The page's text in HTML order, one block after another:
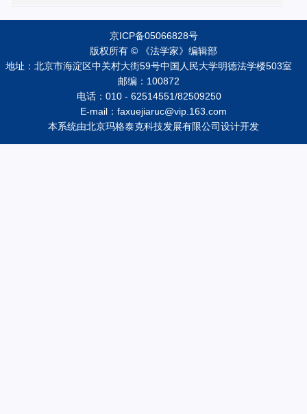
京ICP备05066828号
版权所有 © 《法学家》编辑部
地址：北京市海淀区中关村大街59号中国人民大学明德法学楼503室
邮编：100872
电话：010 - 62514551/82509250
E-mail：faxuejiaruc@vip.163.com
本系统由北京玛格泰克科技发展有限公司设计开发